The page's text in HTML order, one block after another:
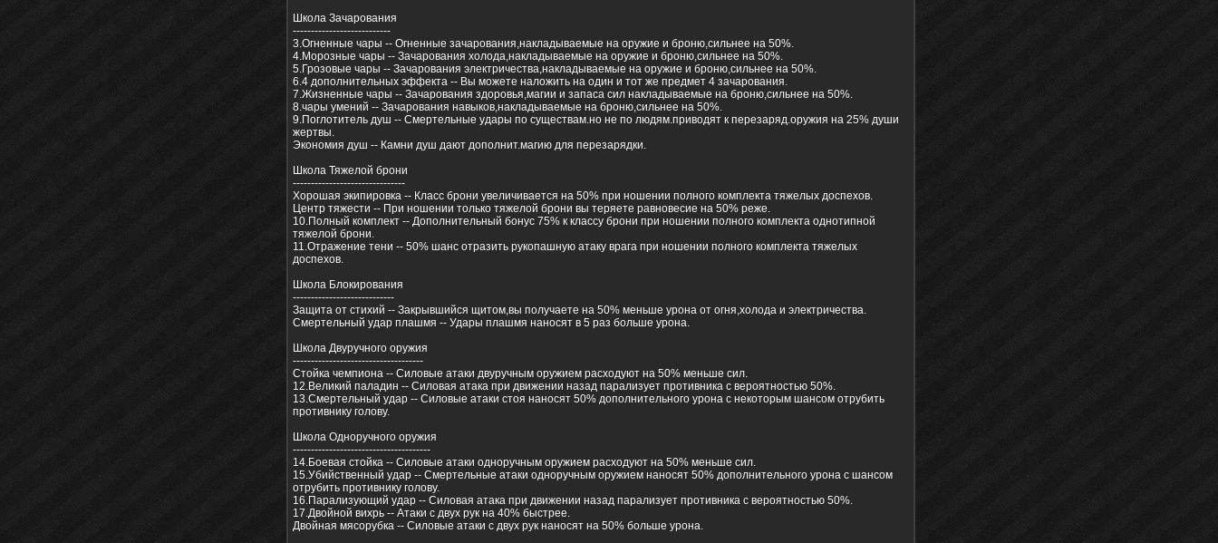
Школа Зачарования
---------------------------
3.Огненные чары -- Огненные зачарования,накладываемые на оружие и броню,сильнее на 50%.
4.Морозные чары -- Зачарования холода,накладываемые на оружие и броню,сильнее на 50%.
5.Грозовые чары -- Зачарования электричества,накладываемые на оружие и броню,сильнее на 50%.
6.4 дополнительных эффекта -- Вы можете наложить на один и тот же предмет 4 зачарования.
7.Жизненные чары -- Зачарования здоровья,магии и запаса сил накладываемые на броню,сильнее на 50%.
8.чары умений -- Зачарования навыков,накладываемые на броню,сильнее на 50%.
9.Поглотитель душ -- Смертельные удары по существам.но не по людям.приводят к перезаряд.оружия на 25% души
жертвы.
Экономия душ -- Камни душ дают дополнит.магию для перезарядки.
Школа Тяжелой брони
-------------------------------
Хорошая экипировка -- Класс брони увеличивается на 50% при ношении полного комплекта тяжелых доспехов.
Центр тяжести -- При ношении только тяжелой брони вы теряете равновесие на 50% реже.
10.Полный комплект -- Дополнительный бонус 75% к классу брони при ношении полного комплекта однотипной
тяжелой брони.
11.Отражение тени -- 50% шанс отразить рукопашную атаку врага при ношении полного комплекта тяжелых
доспехов.
Школа Блокирования
----------------------------
Защита от стихий -- Закрывшийся щитом,вы получаете на 50% меньше урона от огня,холода и электричества.
Смертельный удар плашмя -- Удары плашмя наносят в 5 раз больше урона.
Школа Двуручного оружия
------------------------------------
Стойка чемпиона -- Силовые атаки двуручным оружием расходуют на 50% меньше сил.
12.Великий паладин -- Силовая атака при движении назад парализует противника с вероятностью 50%.
13.Смертельный удар -- Силовые атаки стоя наносят 50% дополнительного урона с некоторым шансом отрубить
противнику голову.
Школа Одноручного оружия
--------------------------------------
14.Боевая стойка -- Силовые атаки одноручным оружием расходуют на 50% меньше сил.
15.Убийственный удар -- Смертельные атаки одноручным оружием наносят 50% дополнительного урона с шансом
отрубить противнику голову.
16.Парализующий удар -- Силовая атака при движении назад парализует противника с вероятностью 50%.
17.Двойной вихрь -- Атаки с двух рук на 40% быстрее.
Двойная мясорубка -- Силовые атаки с двух рук наносят на 50% больше урона.